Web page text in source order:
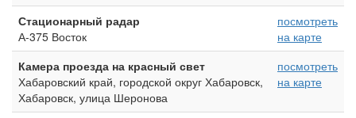
Стационарный радар
А-375 Восток
посмотреть
на карте
Камера проезда на красный свет
Хабаровский край, городской округ Хабаровск,
Хабаровск, улица Шеронова
посмотреть
на карте